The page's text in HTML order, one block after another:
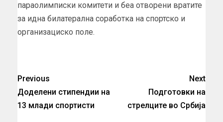
параолимписки комитети и беа отворени вратите
за идна билатерална соработка на спортско и
организациско поле.
Previous
Доделени стипендии на
13 млади спортисти
Next
Подготовки на
стрелците во Србија